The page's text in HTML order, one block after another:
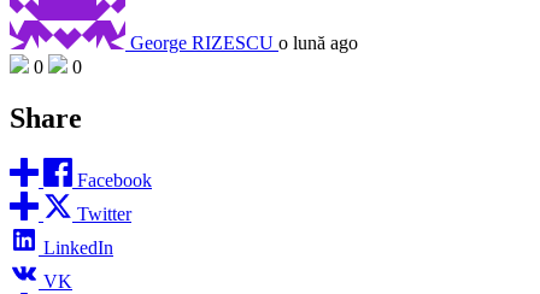
George RIZESCU o lună ago
0
0
Share
Facebook
Twitter
LinkedIn
VK